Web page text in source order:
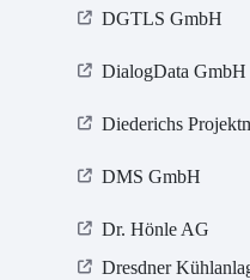
DGTLS GmbH
DialogData
Diederichs
DMS GmbH
Dr. Hönle AG
Dresdner